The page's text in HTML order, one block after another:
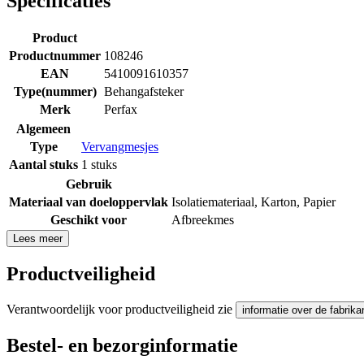
Product
Productnummer 108246
EAN
5410091610357
Type(nummer) Behangafsteker
Merk
Perfax
Algemeen
Type
Vervangmesjes
Aantal stuks 1 stuks
Gebruik
Materiaal van doeloppervlak Isolatiemateriaal, Karton, Papier
Geschikt voor
Afbreekmes
Lees meer
Productveiligheid
Verantwoordelijk voor productveiligheid zie informatie over de
Bestel- en bezorginformatie